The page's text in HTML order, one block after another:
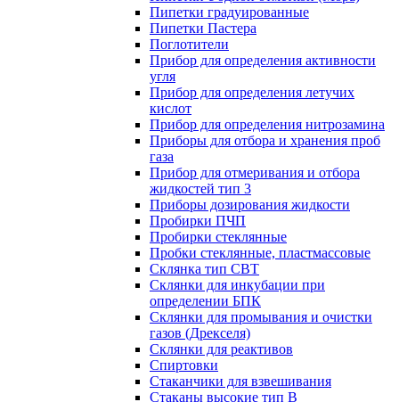
Пипетки градуированные
Пипетки Пастера
Поглотители
Прибор для определения активности
угля
Прибор для определения летучих
кислот
Прибор для определения нитрозамина
Приборы для отбора и хранения проб
газа
Прибор для отмеривания и отбора
жидкостей тип 3
Приборы дозирования жидкости
Пробирки ПЧП
Пробирки стеклянные
Пробки стеклянные, пластмассовые
Склянка тип СВТ
Склянки для инкубации при
определении БПК
Склянки для промывания и очистки
газов (Дрекселя)
Склянки для реактивов
Спиртовки
Стаканчики для взвешивания
Стаканы высокие тип В